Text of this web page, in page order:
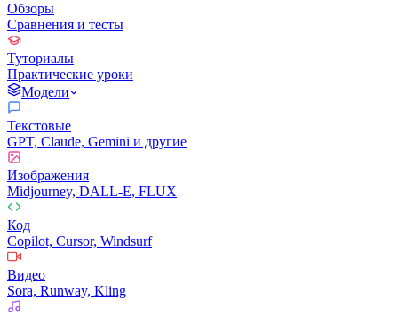
Обзоры
Сравнения и тесты
Туториалы
Практические уроки
Модели
Текстовые
GPT, Claude, Gemini и другие
Изображения
Midjourney, DALL-E, FLUX
Код
Copilot, Cursor, Windsurf
Видео
Sora, Runway, Kling